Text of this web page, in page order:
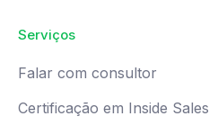
Serviços
Falar com consultor
Certificação em Inside Sales